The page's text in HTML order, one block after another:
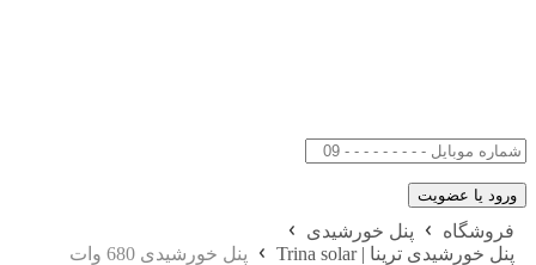
فروشگاه
پنل خورشیدی
پنل خورشیدی ترینا | Trina solar
پنل خورشیدی 680 وات